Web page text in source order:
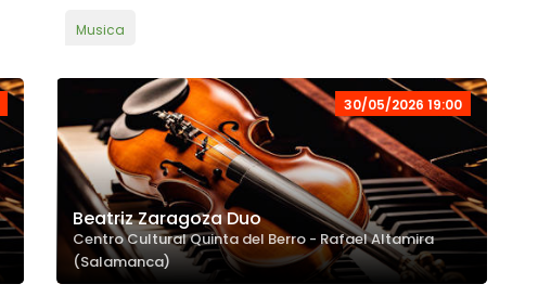
Musica
30/05/2026 19:00
Beatriz Zaragoza Duo
Centro Cultural Quinta del Berro - Rafael Altamira
(Salamanca)